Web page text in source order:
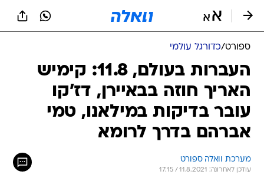
ספורט/כדורגל עולמי
העברות בעולם, 11.8: קימיש
האריך חוזה בבאיירן, דז'קו
עובר בדיקות במילאנו, טמי
אברהם בדרך לרומא
מערכת וואלה ספורט
עודכן לאחרונה: 11.8.2021 / 17:15